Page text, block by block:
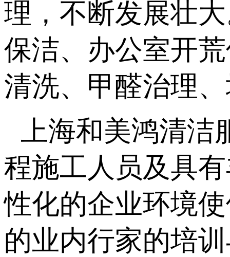
理，不断发展壮
保洁、办公室开
清洗、甲醛治理
上海和美鸿清洁
程施工人员及具
性化的企业环境
的业内行家的培